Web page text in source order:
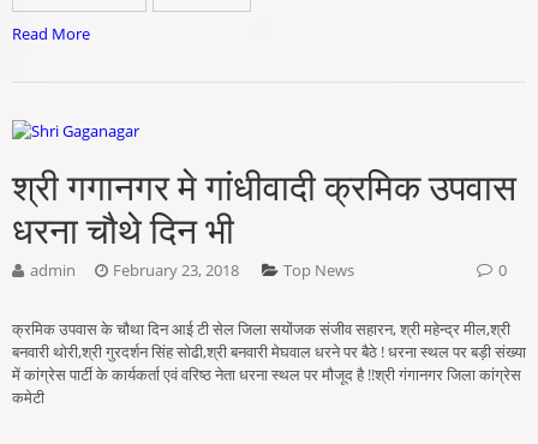
Read More
श्री गगानगर मे गांधीवादी क्रमिक उपवास
धरना चौथे दिन भी
admin February 23, 2018 Top News 0
क्रमिक उपवास के चौथा दिन आई टी सेल जिला सयोंजक संजीव सहारन, श्री महेन्द्र मील,श्री
बनवारी थोरी,श्री गुरदर्शन सिंह सोढी,श्री बनवारी मेघवाल धरने पर बैठे ! धरना स्थल पर बड़ी संख्या
में कांग्रेस पार्टी के कार्यकर्ता एवं वरिष्ठ नेता धरना स्थल पर मौजूद है !!श्री गंगानगर जिला कांग्रेस
कमेटी